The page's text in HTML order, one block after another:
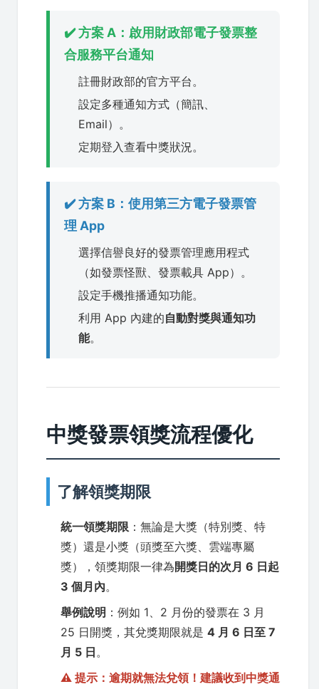
✔️ 方案 A：啟用財政部電子發票整
合服務平台通知
註冊財政部的官方平台。
設定多種通知方式（簡訊、
Email）。
定期登入查看中獎狀況。
✔️ 方案 B：使用第三方電子發票管
理 App
選擇信譽良好的發票管理應用程式
（如發票怪獸、發票載具 App）。
設定手機推播通知功能。
利用 App 內建的自動對獎與通知功
能。
中獎發票領獎流程優化
了解領獎期限
統一領獎期限 ：無論是大獎（特別獎、特
獎）還是小獎（頭獎至六獎、雲端專屬
獎），領獎期限一律為開獎日的次月 6 日起
3 個月內。
舉例說明 ：例如 1、2 月份的發票在 3 月
25 日開獎，其兌獎期限就是 4 月 6 日至 7
月 5 日。
⚠️ 提示：逾期就無法兌領！建議收到中獎通